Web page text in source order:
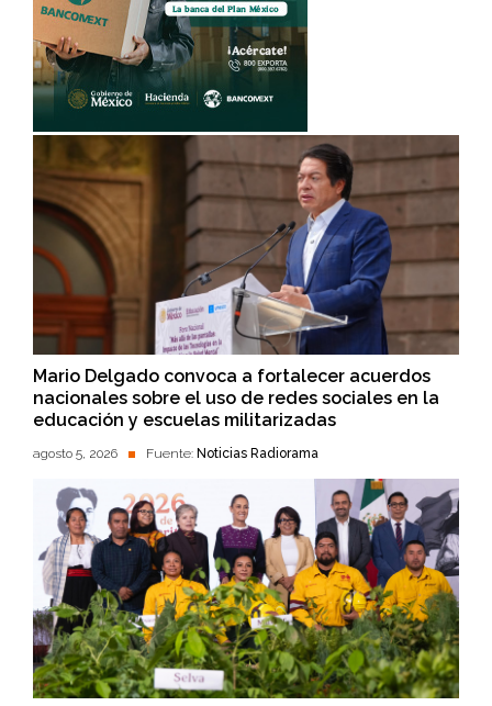
Mario Delgado convoca a fortalecer acuerdos
nacionales sobre el uso de redes sociales en la
educación y escuelas militarizadas
agosto 5, 2026 Fuente: Noticias Radiorama